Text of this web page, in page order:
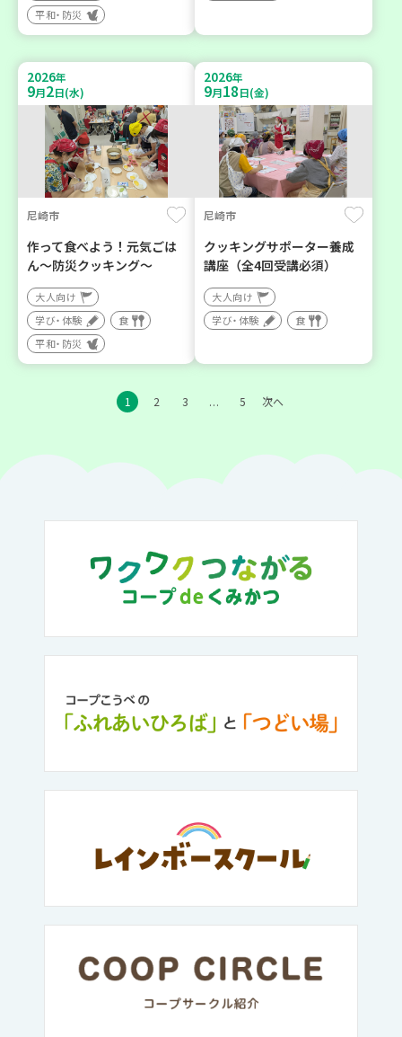
平和・防災
2026年
9月2日(水)
尼崎市
作って食べよう！元気ごは
ん～防災クッキング～
大人向け
学び・体験
食
平和・防災
2026年
9月18日(金)
尼崎市
クッキングサポーター養成
講座（全4回受講必須）
大人向け
学び・体験
食
1 2 3 … 5 次へ